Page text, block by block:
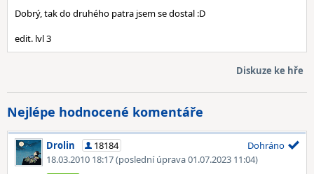
Dobrý, tak do druhého patra jsem se dostal :D
edit. lvl 3
Diskuze ke hře
Nejlépe hodnocené komentáře
Drolin
18184
18.03.2010 18:17(poslední úprava 01.07.2023 11:04)
Dohráno